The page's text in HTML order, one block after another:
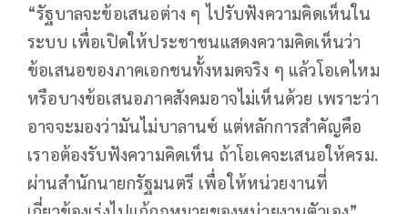
“รัฐบาลจะข้อเสนอต่าง ๆ ไปรับฟังความคิดเห็นใน
ระบบ เพื่อเปิดให้ประชาชนแสดงความคิดเห็นว่า
ข้อเสนอของภาคเอกชนทั้งหมดจริง ๆ แล้วโอเคไหม
หรือบางข้อเสนอภาคสังคมอาจไม่เห็นด้วย เพราะว่า
อาจจะมองว่ามันไม่บาลานซ์ แต่หลักการสำคัญคือ
เราอต้องรับฟังความคิดเห็น ถ้าโอเคจะเสนอให้ครม.
ผ่านสำนักนายกรัฐมนตรี เพื่อให้หน่วยงานที่